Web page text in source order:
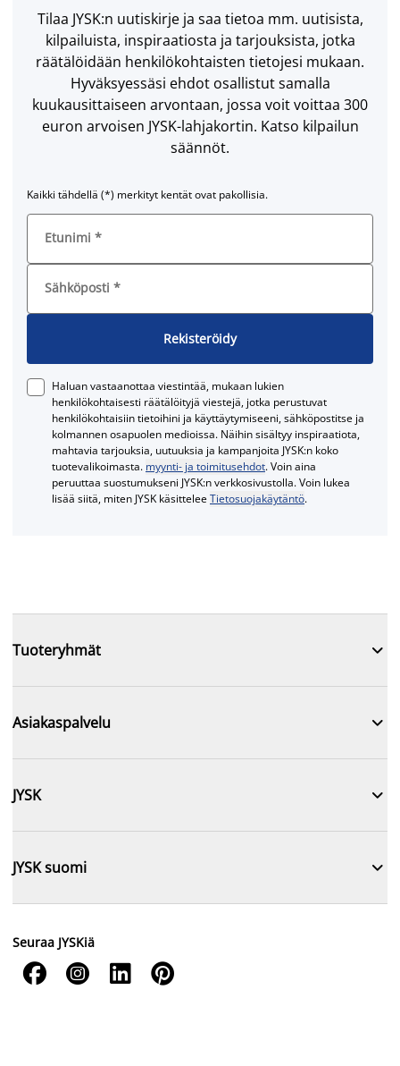
Tilaa JYSK:n uutiskirje ja saa tietoa mm. uutisista,
kilpailuista, inspiraatiosta ja tarjouksista, jotka
räätälöidään henkilökohtaisten tietojesi mukaan.
Hyväksyessäsi ehdot osallistut samalla
kuukausittaiseen arvontaan, jossa voit voittaa 300
euron arvoisen JYSK-lahjakortin. Katso kilpailun
säännöt.
Kaikki tähdellä (*) merkityt kentät ovat pakollisia.
Etunimi *
Sähköposti *
Rekisteröidy
Haluan vastaanottaa viestintää, mukaan lukien
henkilökohtaisesti räätälöityjä viestejä, jotka perustuvat
henkilökohtaisiin tietoihini ja käyttäytymiseeni, sähköpostitse ja
kolmannen osapuolen medioissa. Näihin sisältyy inspiraatiota,
mahtavia tarjouksia, uutuuksia ja kampanjoita JYSK:n koko
tuotevalikoimasta. myynti- ja toimitusehdot. Voin aina
peruuttaa suostumukseni JYSK:n verkkosivustolla. Voin lukea
lisää siitä, miten JYSK käsitteleeTietosuojakäytäntö.
Tuoteryhmät 
Asiakaspalvelu 
JYSK 
JYSK suomi 
Seuraa JYSKiä
   